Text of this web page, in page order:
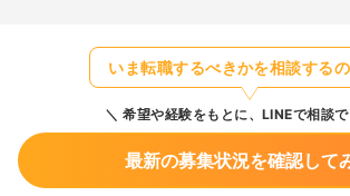
いま転職するべきかを相談する
希望や経験をもとに、LINEで相談で
最新の募集状況を確認して